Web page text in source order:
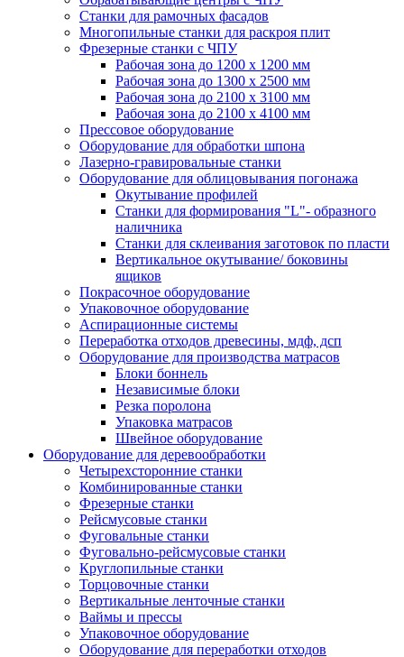
Станки для рамочных фасадов
Многопильные станки для раскроя плит
Фрезерные станки с ЧПУ
Рабочая зона до 1200 х 1200 мм
Рабочая зона до 1300 х 2500 мм
Рабочая зона до 2100 х 3100 мм
Рабочая зона до 2100 х 4100 мм
Прессовое оборудование
Оборудование для обработки шпона
Лазерно-гравировальные станки
Оборудование для облицовывания погонажа
Окутывание профилей
Станки для формирования "L"- образного
наличника
Станки для склеивания заготовок по пласти
Вертикальное окутываниe/ боковины
ящиков
Покрасочное оборудование
Упаковочное оборудование
Аспирационные системы
Переработка отходов древесины, мдф, дсп
Оборудование для производства матрасов
Блоки боннель
Независимые блоки
Резка поролона
Упаковка матрасов
Швейное оборудование
Оборудование для деревообработки
Четырехсторонние станки
Комбинированные станки
Фрезерные станки
Рейсмусовые станки
Фуговальные станки
Фуговально-рейсмусовые станки
Круглопильные станки
Торцовочные станки
Вертикальные ленточные станки
Ваймы и прессы
Упаковочное оборудование
Оборудование для переработки отходов